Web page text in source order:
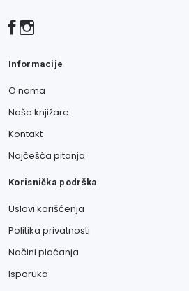
Informacije
O nama
Naše knjižare
Kontakt
Najčešća pitanja
Korisnička podrška
Uslovi korišćenja
Politika privatnosti
Načini plaćanja
Isporuka